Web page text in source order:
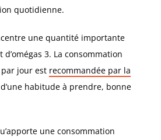
quotidienne.
une quantité importante
3. La consommation
par jour est recommandée par la
d’une habitude à prendre, bonne
une consommation